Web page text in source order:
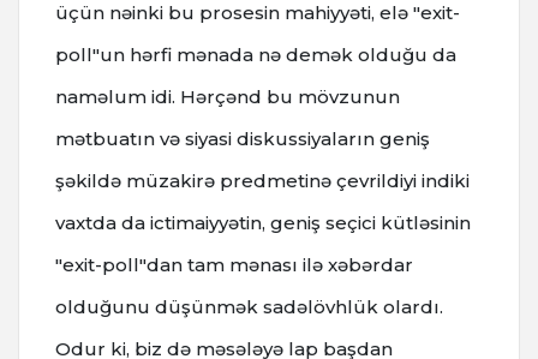
üçün nəinki bu prosesin mahiyyəti, elə "exit-
poll"un hərfi mənada nə demək olduğu da
naməlum idi. Hərçənd bu mövzunun
mətbuatın və siyasi diskussiyaların geniş
şəkildə müzakirə predmetinə çevrildiyi indiki
vaxtda da ictimaiyyətin, geniş seçici kütləsinin
"exit-poll"dan tam mənası ilə xəbərdar
olduğunu düşünmək sadəlövhlük olardı.
Odur ki, biz də məsələyə lap başdan